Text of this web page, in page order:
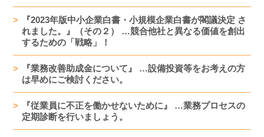
『2023年版中小企業白書・小規模企業白書が閣議決定 さ
れました。』（その２） …競合他社と異なる価値を創出
するための「戦略」！
『業務改善助成金について』 …設備投資等をお考えの方
は早めにご検討ください。
『従業員に不正を働かせないために』 …業務プロセスの
定期診断を行いましょう。